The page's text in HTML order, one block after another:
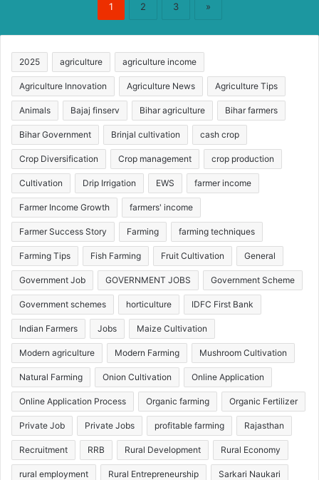
1 2 3 »
2025 agriculture agriculture income
Agriculture Innovation Agriculture News Agriculture Tips
Animals Bajaj finserv Bihar agriculture Bihar farmers
Bihar Government Brinjal cultivation cash crop
Crop Diversification Crop management crop production
Cultivation Drip Irrigation EWS farmer income
Farmer Income Growth farmers' income
Farmer Success Story Farming farming techniques
Farming Tips Fish Farming Fruit Cultivation General
Government Job GOVERNMENT JOBS Government Scheme
Government schemes horticulture IDFC First Bank
Indian Farmers Jobs Maize Cultivation
Modern agriculture Modern Farming Mushroom Cultivation
Natural Farming Onion Cultivation Online Application
Online Application Process Organic farming Organic Fertilizer
Private Job Private Jobs profitable farming Rajasthan
Recruitment RRB Rural Development Rural Economy
rural employment Rural Entrepreneurship Sarkari Naukari